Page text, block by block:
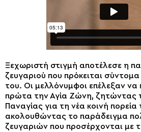
Ξεχωριστή στιγμή αποτέλεσε η
ζευγαριού που πρόκειται
του. Οι μελλόνυμφοι επέλεξαν
πρώτα την Αγία Ζώνη, ζητώντας
Παναγίας για τη νέα κοινή
ακολουθώντας το παράδειγμα
ζευγαριών που προσέρχονται με